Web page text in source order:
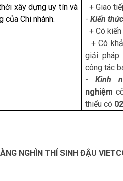
xây dựng uy tín và
của Chi nhánh.
+ Giao
-Kiến
+ Có
+ Có
giải pháp
công tác
- Kinh
nghiệm
thiểu có
NGHÌN THÍ SINH ĐẬU